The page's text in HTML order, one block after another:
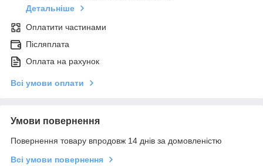
Детальніше
Оплатити частинами
Післяплата
Оплата на рахунок
Всі умови оплати
Умови повернення
Повернення товару впродовж 14 днів за домовленістю
Всі умови повернення